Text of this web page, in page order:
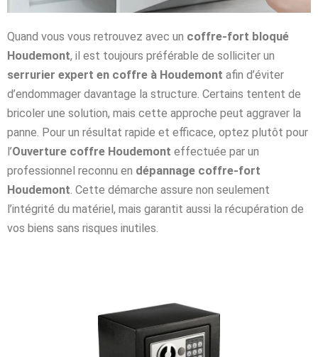
Quand vous vous retrouvez avec un coffre-fort bloqué
Houdemont, il est toujours préférable de solliciter un
serrurier expert en coffre à Houdemont afin d’éviter
d’endommager davantage la structure. Certains tentent de
bricoler une solution, mais cette approche peut aggraver la
panne. Pour un résultat rapide et efficace, optez plutôt pour
l’Ouverture coffre Houdemont effectuée par un
professionnel reconnu en dépannage coffre-fort
Houdemont. Cette démarche assure non seulement
l’intégrité du matériel, mais garantit aussi la récupération de
vos biens sans risques inutiles.